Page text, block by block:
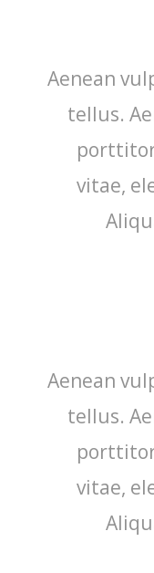
Aenean
tellus.
vitae,
Aenean
tellus.
vitae,